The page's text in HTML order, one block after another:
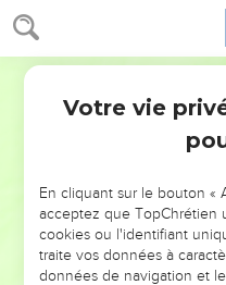
NE MANQUEZ
DE
ET SI LEURS ERREURS
Votre vie
En cliquant sur le bouton «
acceptez que TopChrétien
cookies ou l'identifiant
traite vos données à
données de navigation et